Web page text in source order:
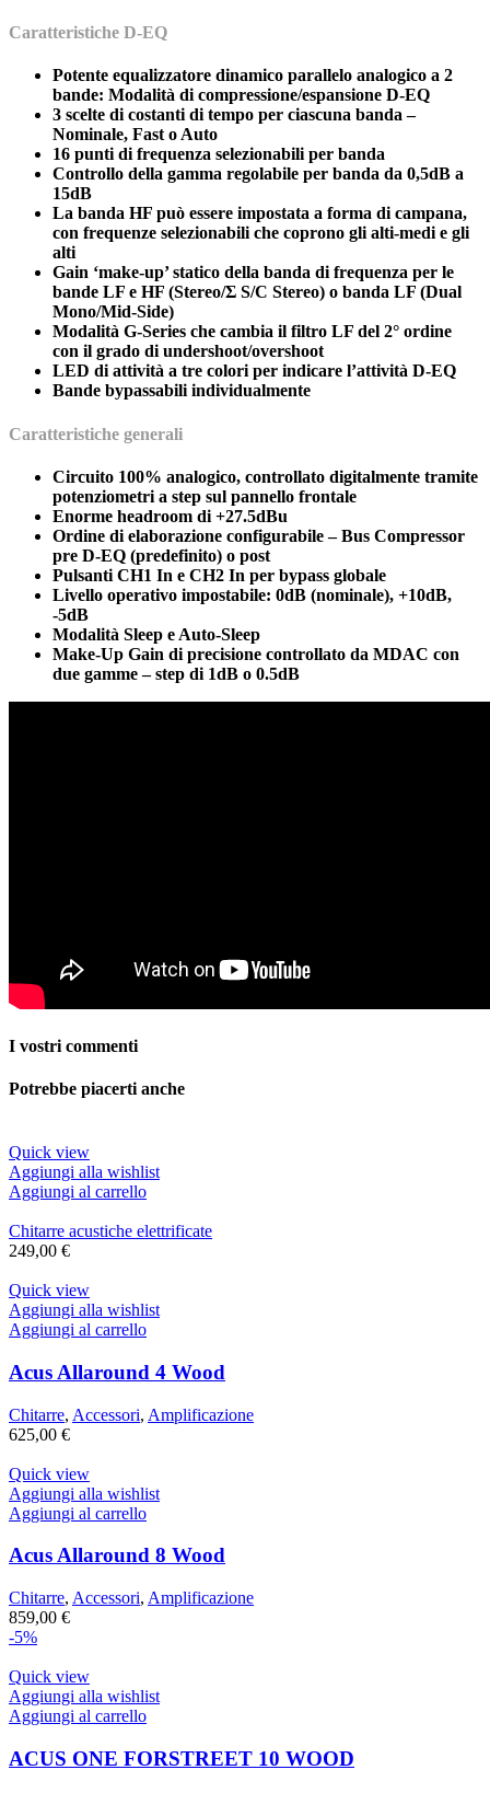
Caratteristiche D-EQ
Potente equalizzatore dinamico parallelo analogico a 2
bande: Modalità di compressione/espansione D-EQ
3 scelte di costanti di tempo per ciascuna banda –
Nominale, Fast o Auto
16 punti di frequenza selezionabili per banda
Controllo della gamma regolabile per banda da 0,5dB a
15dB
La banda HF può essere impostata a forma di campana,
con frequenze selezionabili che coprono gli alti-medi e gli
alti
Gain ‘make-up’ statico della banda di frequenza per le
bande LF e HF (Stereo/Σ S/C Stereo) o banda LF (Dual
Mono/Mid-Side)
Modalità G-Series che cambia il filtro LF del 2° ordine
con il grado di undershoot/overshoot
LED di attività a tre colori per indicare l’attività D-EQ
Bande bypassabili individualmente
Caratteristiche generali
Circuito 100% analogico, controllato digitalmente tramite
potenziometri a step sul pannello frontale
Enorme headroom di +27.5dBu
Ordine di elaborazione configurabile – Bus Compressor
pre D-EQ (predefinito) o post
Pulsanti CH1 In e CH2 In per bypass globale
Livello operativo impostabile: 0dB (nominale), +10dB,
-5dB
Modalità Sleep e Auto-Sleep
Make-Up Gain di precisione controllato da MDAC con
due gamme – step di 1dB o 0.5dB
I vostri commenti
Potrebbe piacerti anche
Quick view
Aggiungi alla wishlist
Aggiungi al carrello
Chitarre acustiche elettrificate
249,00 €
Quick view
Aggiungi alla wishlist
Aggiungi al carrello
Acus Allaround 4 Wood
Chitarre, Accessori, Amplificazione
625,00 €
Quick view
Aggiungi alla wishlist
Aggiungi al carrello
Acus Allaround 8 Wood
Chitarre, Accessori, Amplificazione
859,00 €
-5%
Quick view
Aggiungi alla wishlist
Aggiungi al carrello
ACUS ONE FORSTREET 10 WOOD